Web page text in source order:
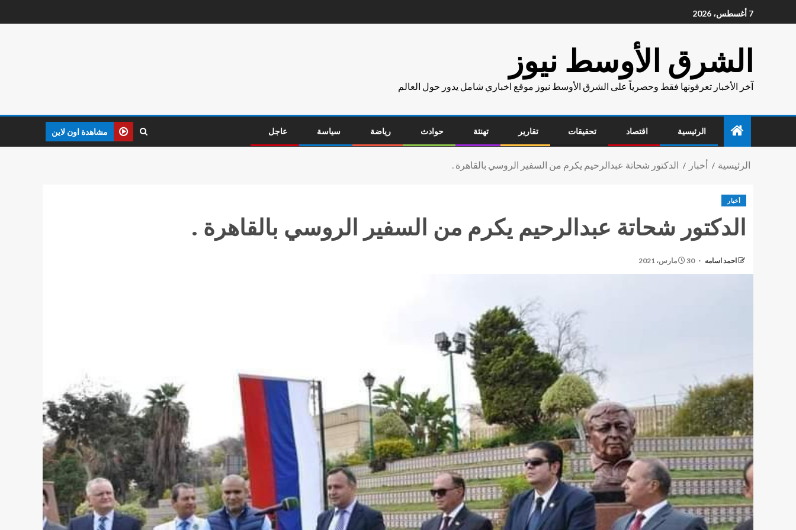
7 أغسطس، 2026
الشرق الأوسط نيوز
آخر الأخبار تعرفونها فقط وحصرياً على الشرق الأوسط نيوز موقع اخباري شامل يدور حول العالم
الرئيسية اقتصاد تحقيقات تقارير تهنئة حوادث رياضة سياسة عاجل مشاهدة اون لاين
الرئيسية أخبار الدكتور شحاتة عبدالرحيم يكرم من السفير الروسي بالقاهرة .
أخبار
الدكتور شحاتة عبدالرحيم يكرم من السفير الروسي بالقاهرة .
احمد اسامه 30 مارس، 2021